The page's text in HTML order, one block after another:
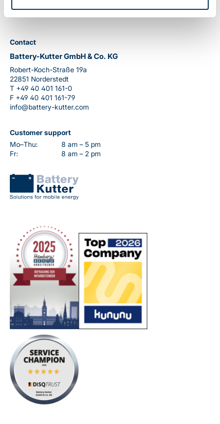
Contact
Battery-Kutter GmbH & Co. KG
Robert-Koch-Straße 19a
22851 Norderstedt
T +49 40 401 161-0
F +49 40 401 161-79
info@battery-kutter.com
Customer support
Mo–Thu:
8 am – 5 pm
Fr:
8 am – 2 pm